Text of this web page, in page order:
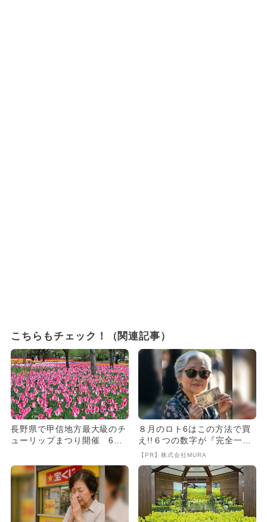
こちらもチェック！（関連記事）
長野県で甲信地方最大級のチ
ューリップまつり開催 6ヘ
８月のロト6はこの方法で買
え!!６つの数字が『完全一
致』する方法
【PR】株式会社MURA